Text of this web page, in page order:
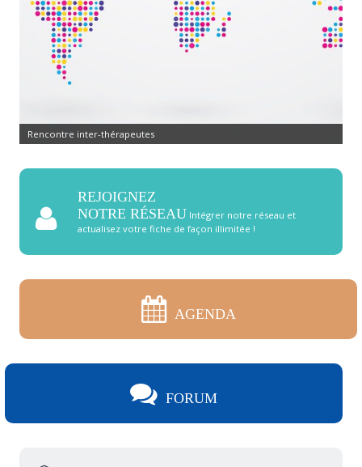
Rencontre inter-thérapeutes
REJOIGNEZ
NOTRE RÉSEAU Intégrer notre réseau et
actualisez votre fiche de façon illimitée !
AGENDA
FORUM